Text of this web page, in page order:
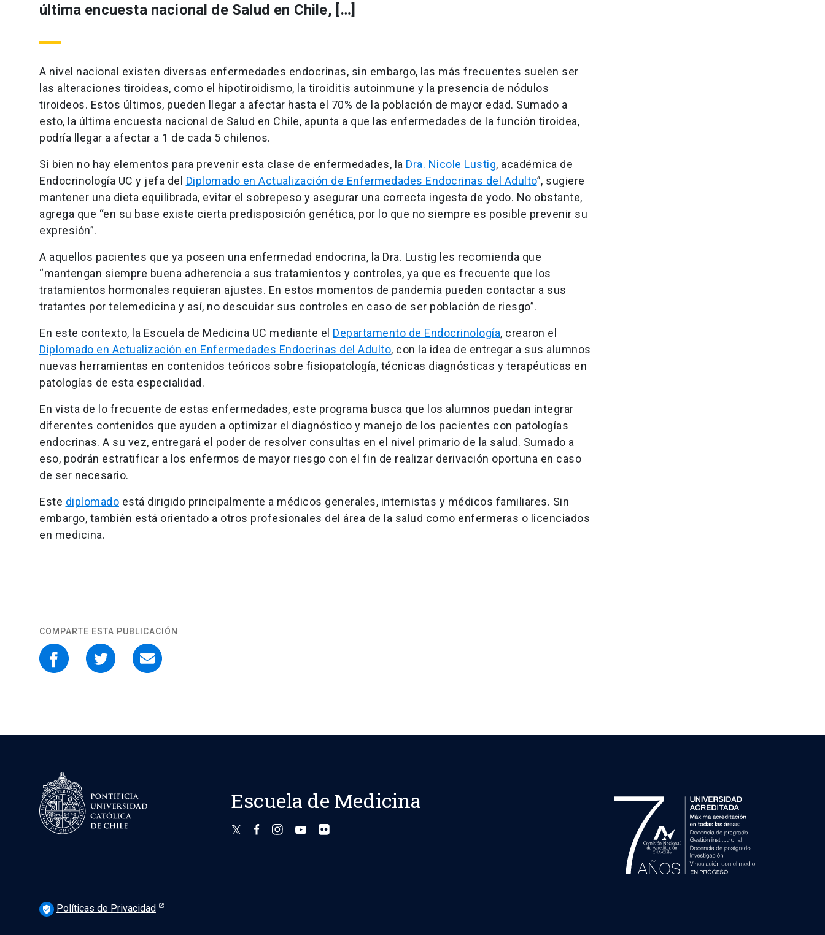
última encuesta nacional de Salud en Chile, […]
A nivel nacional existen diversas enfermedades endocrinas, sin embargo, las más frecuentes suelen ser
las alteraciones tiroideas, como el hipotiroidismo, la tiroiditis autoinmune y la presencia de nódulos
tiroideos. Estos últimos, pueden llegar a afectar hasta el 70% de la población de mayor edad. Sumado a
esto, la última encuesta nacional de Salud en Chile, apunta a que las enfermedades de la función tiroidea,
podría llegar a afectar a 1 de cada 5 chilenos.
Si bien no hay elementos para prevenir esta clase de enfermedades, la Dra. Nicole Lustig, académica de
Endocrinología UC y jefa del Diplomado en Actualización de Enfermedades Endocrinas del Adulto”, sugiere
mantener una dieta equilibrada, evitar el sobrepeso y asegurar una correcta ingesta de yodo. No obstante,
agrega que “en su base existe cierta predisposición genética, por lo que no siempre es posible prevenir su
expresión”.
A aquellos pacientes que ya poseen una enfermedad endocrina, la Dra. Lustig les recomienda que
“mantengan siempre buena adherencia a sus tratamientos y controles, ya que es frecuente que los
tratamientos hormonales requieran ajustes. En estos momentos de pandemia pueden contactar a sus
tratantes por telemedicina y así, no descuidar sus controles en caso de ser población de riesgo”.
En este contexto, la Escuela de Medicina UC mediante el Departamento de Endocrinología, crearon el
Diplomado en Actualización en Enfermedades Endocrinas del Adulto, con la idea de entregar a sus alumnos
nuevas herramientas en contenidos teóricos sobre fisiopatología, técnicas diagnósticas y terapéuticas en
patologías de esta especialidad.
En vista de lo frecuente de estas enfermedades, este programa busca que los alumnos puedan integrar
diferentes contenidos que ayuden a optimizar el diagnóstico y manejo de los pacientes con patologías
endocrinas. A su vez, entregará el poder de resolver consultas en el nivel primario de la salud. Sumado a
eso, podrán estratificar a los enfermos de mayor riesgo con el fin de realizar derivación oportuna en caso
de ser necesario.
Este diplomado está dirigido principalmente a médicos generales, internistas y médicos familiares. Sin
embargo, también está orientado a otros profesionales del área de la salud como enfermeras o licenciados
en medicina.
COMPARTE ESTA PUBLICACIÓN
Escuela de Medicina
verified_user Políticas de Privacidad